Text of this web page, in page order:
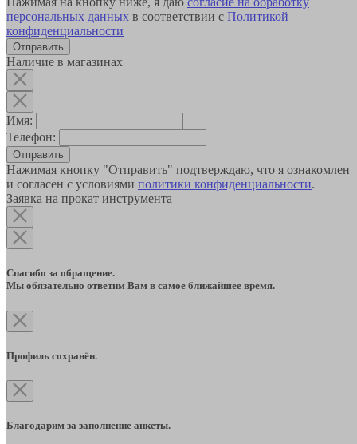
персональных данных в соответствии с Политикой
конфиденциальности
Наличие в магазинах
Имя:
Телефон:
Отправить
Нажимая кнопку "Отправить" подтверждаю, что я ознакомлен
и согласен с условиями политики конфиденциальности.
Заявка на прокат инструмента
Спасибо за обращение.
Мы обязательно ответим Вам в самое ближайшее время.
Профиль сохранён.
Благодарим за заполнение анкеты.